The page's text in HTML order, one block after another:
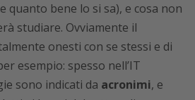
quanto bene lo si sa), e cosa non
studiare. Ovviamente il
onesti con se stessi e di
esempio: spesso nell’IT
sono indicati da acronimi, e